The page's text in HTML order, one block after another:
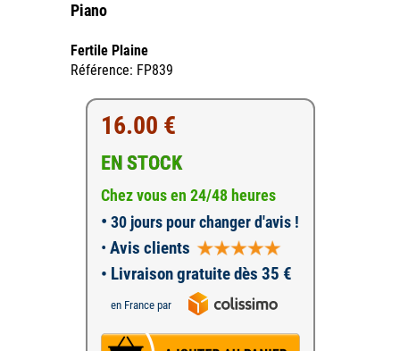
Piano
Fertile Plaine
Référence: FP839
16.00 €
EN STOCK
Chez vous en 24/48 heures
• 30 jours pour changer d'avis !
• Avis clients
• Livraison gratuite dès 35 €
en France par